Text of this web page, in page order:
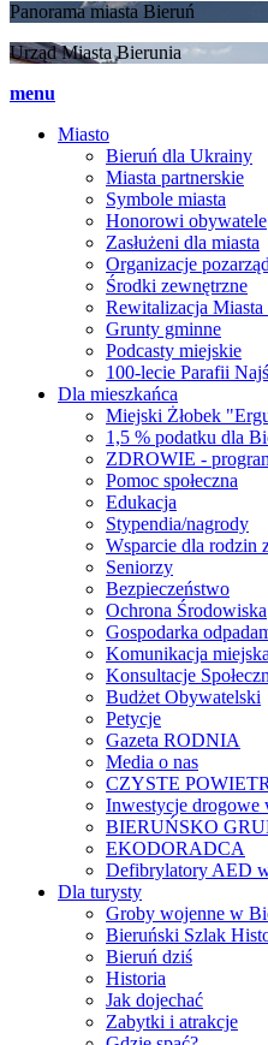
Panorama miasta Bieruń
Urząd Miasta Bierunia
menu
Miasto
Bieruń dla Ukrainy
Miasta partnerskie
Symbole miasta
Honorowi obywatele
Zasłużeni dla miasta
Organizacje
Środki zewnętrzne
Rewitalizacja Miasta
Grunty gminne
Podcasty miejskie
100-lecie Parafii
Dla mieszkańca
Miejski Żłobek
1,5 % podatku dla
ZDROWIE -
Pomoc społeczna
Edukacja
Stypendia/nagrody
Wsparcie dla rodzin
Seniorzy
Bezpieczeństwo
Ochrona Środowiska
Gospodarka
Komunikacja miejska
Konsultacje
Budżet Obywatelski
Petycje
Gazeta RODNIA
Media o nas
CZYSTE
Inwestycje drogowe
BIERUŃSKO
EKODORADCA
Defibrylatory AED
Dla turysty
Groby wojenne w
Bieruński Szlak
Bieruń dziś
Historia
Jak dojechać
Zabytki i atrakcje